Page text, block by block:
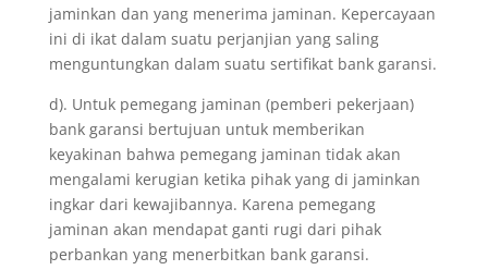
jaminkan dan yang menerima jaminan. Kepercayaan
ini di ikat dalam suatu perjanjian yang saling
menguntungkan dalam suatu sertifikat bank garansi.
d). Untuk pemegang jaminan (pemberi pekerjaan)
bank garansi bertujuan untuk memberikan
keyakinan bahwa pemegang jaminan tidak akan
mengalami kerugian ketika pihak yang di jaminkan
ingkar dari kewajibannya. Karena pemegang
jaminan akan mendapat ganti rugi dari pihak
perbankan yang menerbitkan bank garansi.